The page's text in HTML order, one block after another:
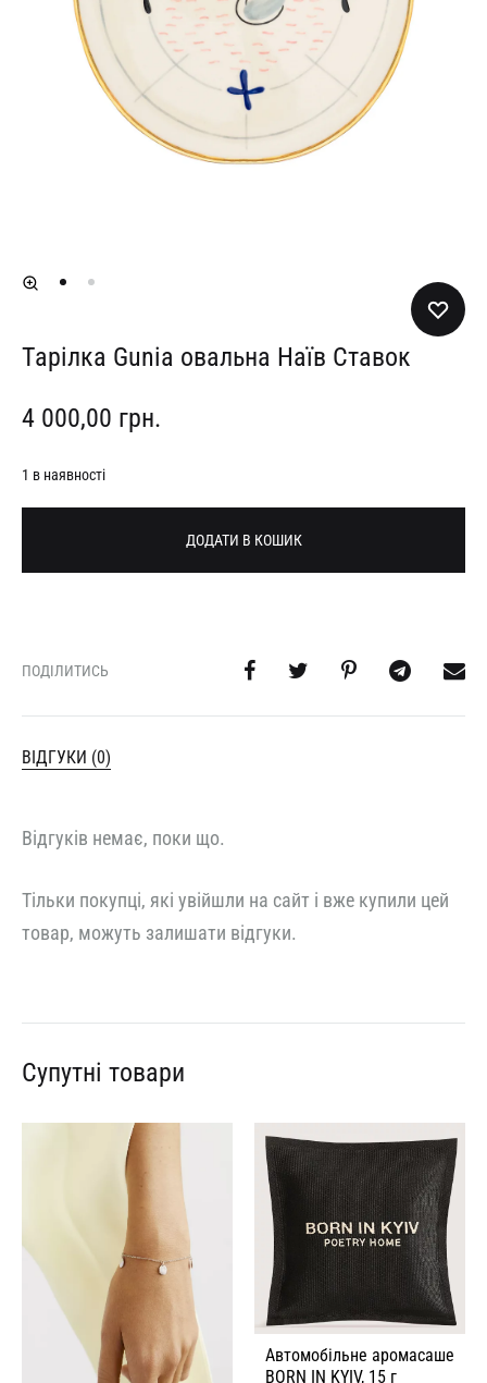
Тарілка Gunia овальна Наїв Ставок
4 000,00 грн.
1 в наявності
ДОДАТИ В КОШИК
ПОДІЛИТИСЬ
ВІДГУКИ (0)
Відгуків немає, поки що.
Тільки покупці, які увійшли на сайт і вже купили цей
товар, можуть залишати відгуки.
Супутні товари
Автомобільне аромасаше
BORN IN KYIV, 15 г